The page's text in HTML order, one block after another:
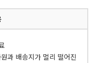
과 배송지가 멀리 떨어진